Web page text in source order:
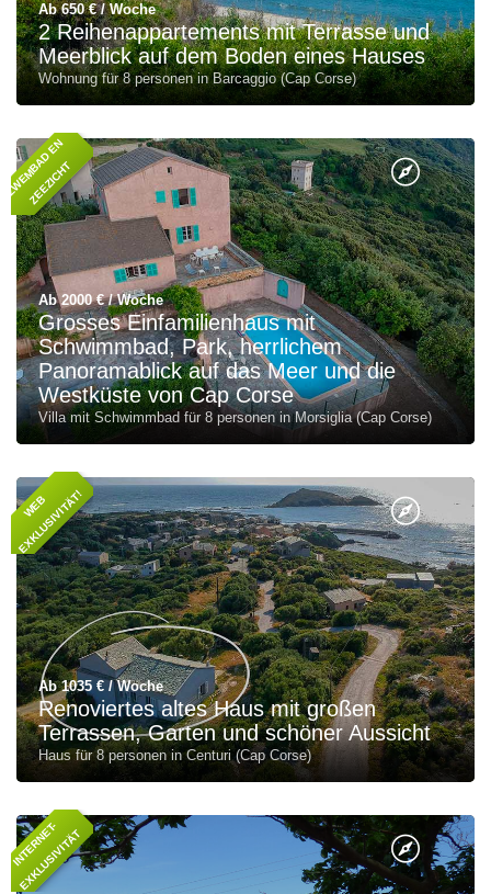
Ab 650 € / Woche
2 Reihenappartements mit Terrasse und
Meerblick auf dem Boden eines Hauses
Wohnung für 8 personen in Barcaggio (Cap Corse)
Z
W
E
M
B
A
D
E
N
Z
E
E
Z
I
C
H
T
Ab 2000 € / Woche
Grosses Einfamilienhaus mit
Schwimmbad, Park, herrlichem
Panoramablick auf das Meer und die
Westküste von Cap Corse
Villa mit Schwimmbad für 8 personen in Morsiglia (Cap Corse)
W
E
B
E
X
K
L
U
S
I
V
I
T
Ä
T
!
Ab 1035 € / Woche
Renoviertes altes Haus mit großen
Terrassen, Garten und schöner Aussicht
Haus für 8 personen in Centuri (Cap Corse)
I
N
T
E
R
N
E
T
-
E
X
K
L
U
S
I
V
I
T
Ä
T